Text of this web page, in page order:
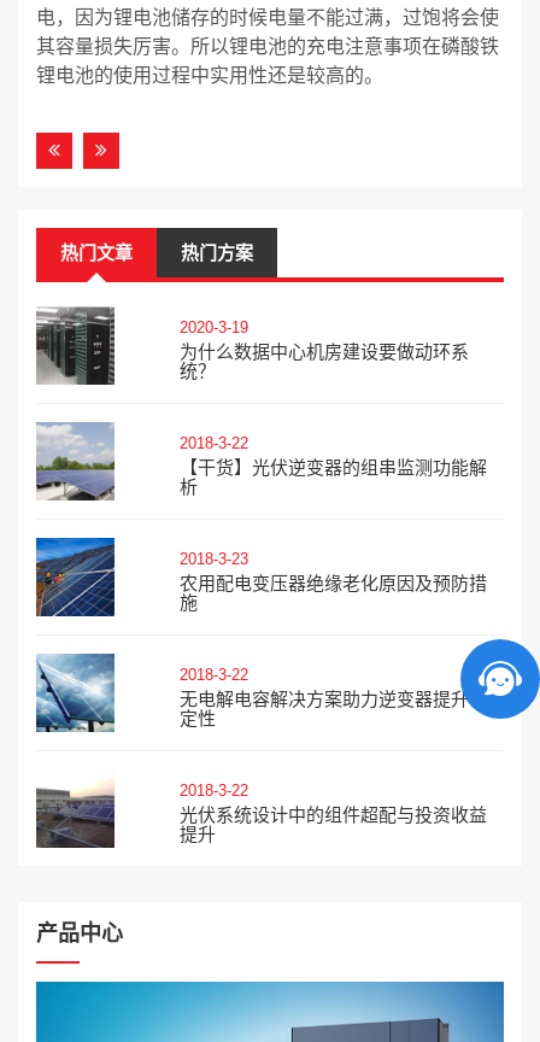
电，因为锂电池储存的时候电量不能过满，过饱将会使
其容量损失厉害。所以锂电池的充电注意事项在磷酸铁
锂电池的使用过程中实用性还是较高的。
热门文章 热门方案
2020-3-19
为什么数据中心机房建设要做动环系
统？
2018-3-22
【干货】光伏逆变器的组串监测功能解
析
2018-3-23
农用配电变压器绝缘老化原因及预防措
施
2018-3-22
无电解电容解决方案助力逆变器提升稳
定性
2018-3-22
光伏系统设计中的组件超配与投资收益
提升
产品中心